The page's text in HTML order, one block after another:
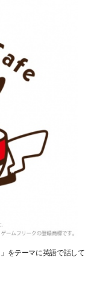
をテーマに英語で話して